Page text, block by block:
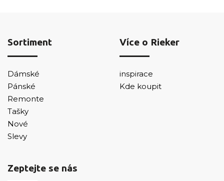
Sortiment
Dámské
Pánské
Remonte
Tašky
Nové
Slevy
Více o Rieker
inspirace
Kde koupit
Zeptejte se nás